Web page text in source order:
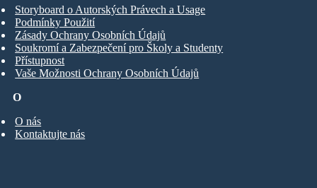
O
O nás
Kontaktujte nás
Storyboard o Autorských Právech a Usage
Podmínky Použití
Zásady Ochrany Osobních Údajů
Soukromí a Zabezpečení pro Školy a Studenty
Přístupnost
Vaše Možnosti Ochrany Osobních Údajů